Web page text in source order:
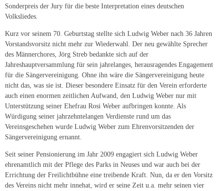
Sonderpreis der Jury für die beste Interpretation eines deutschen
Volksliedes.
Kurz vor seinem 70. Geburtstag stellte sich Ludwig Weber nach 36 Jahren
Vorstandsvorsitz nicht mehr zur Wiederwahl. Der neu gewählte Sprecher
des Männerchores, Jörg Streb bedankte sich auf der
Jahreshauptversammlung für sein jahrelanges, herausragendes Engagement
für die Sängervereinigung. Ohne ihn wäre die Sängervereinigung heute
nicht das, was sie ist. Dieser besondere Einsatz für den Verein erforderte
auch einen enormen zeitlichen Aufwand, den Ludwig Weber nur mit
Unterstützung seiner Ehefrau Rosi Weber aufbringen konnte. Als
Würdigung seiner jahrzehntelangen Verdienste rund um das
Vereinsgeschehen wurde Ludwig Weber zum Ehrenvorsitzenden der
Sängervereinigung ernannt.
Seit seiner Pensionierung im Jahr 2009 engagiert sich Ludwig Weber
ehrenamtlich mit der Pflege des Parks in Neuses und war auch bei der
Errichtung der Freilichtbühne eine treibende Kraft. Nun, da er den Vorsitz
des Vereins nicht mehr innehat, wird er seine Zeit u.a. mehr seinen vier